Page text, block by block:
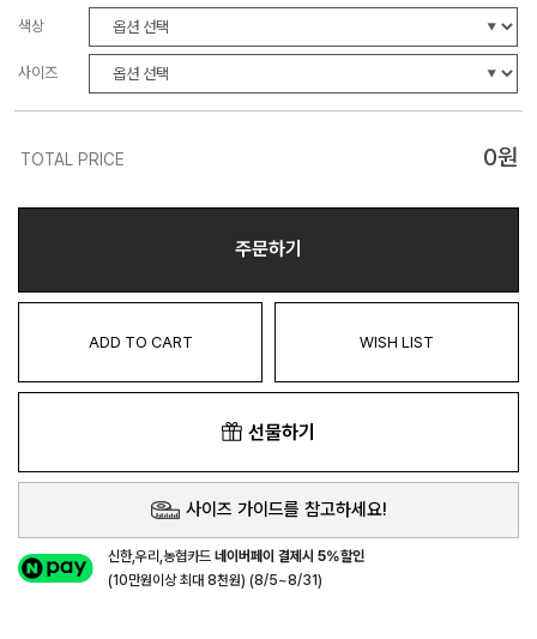
색상
사이즈
TOTAL PRICE 0원
주문하기
ADD TO CART WISH LIST
선물하기
사이즈 가이드를 참고하세요!
신한,우리,농협카드네이버페이 결제시 5%할인
(10만원이상 최대 8천원) (8/5~8/31)